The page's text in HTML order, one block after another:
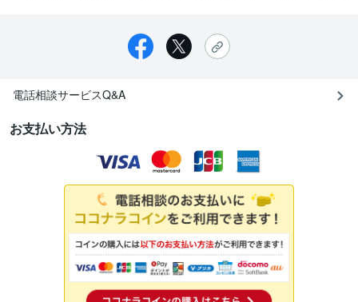
電話相談サービスQ&A
お支払い方法